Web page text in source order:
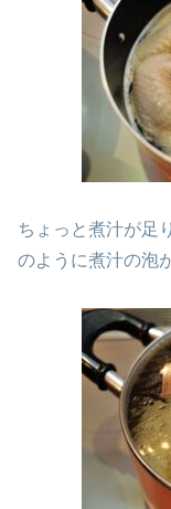
ちょっと煮汁が足
のように煮汁の泡